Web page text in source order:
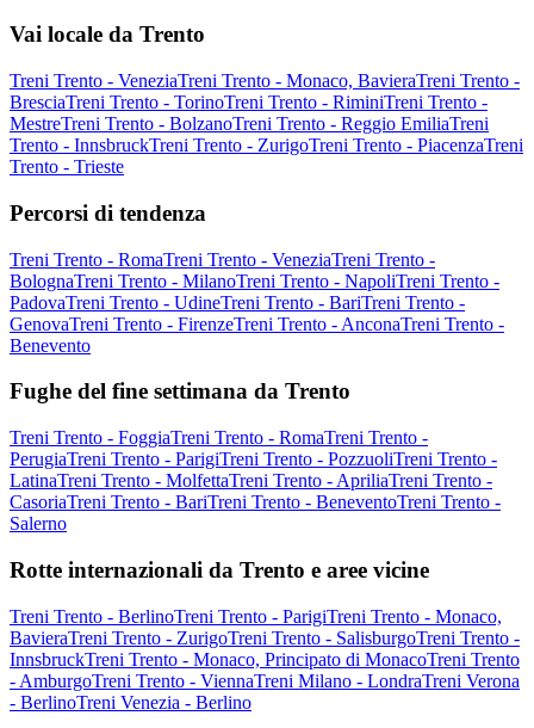
Vai locale da Trento
Treni Trento - VeneziaTreni Trento - Monaco, BavieraTreni Trento -
BresciaTreni Trento - TorinoTreni Trento - RiminiTreni Trento -
MestreTreni Trento - BolzanoTreni Trento - Reggio EmiliaTreni
Trento - InnsbruckTreni Trento - ZurigoTreni Trento - PiacenzaTreni
Trento - Trieste
Percorsi di tendenza
Treni Trento - RomaTreni Trento - VeneziaTreni Trento -
BolognaTreni Trento - MilanoTreni Trento - NapoliTreni Trento -
PadovaTreni Trento - UdineTreni Trento - BariTreni Trento -
GenovaTreni Trento - FirenzeTreni Trento - AnconaTreni Trento -
Benevento
Fughe del fine settimana da Trento
Treni Trento - FoggiaTreni Trento - RomaTreni Trento -
PerugiaTreni Trento - ParigiTreni Trento - PozzuoliTreni Trento -
LatinaTreni Trento - MolfettaTreni Trento - ApriliaTreni Trento -
CasoriaTreni Trento - BariTreni Trento - BeneventoTreni Trento -
Salerno
Rotte internazionali da Trento e aree vicine
Treni Trento - BerlinoTreni Trento - ParigiTreni Trento - Monaco,
BavieraTreni Trento - ZurigoTreni Trento - SalisburgoTreni Trento -
InnsbruckTreni Trento - Monaco, Principato di MonacoTreni Trento
- AmburgoTreni Trento - ViennaTreni Milano - LondraTreni Verona
- BerlinoTreni Venezia - Berlino